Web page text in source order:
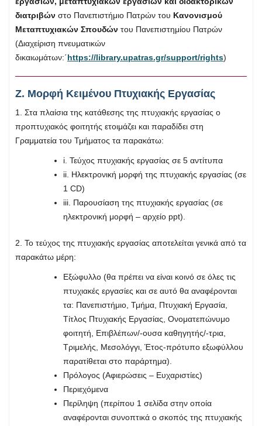
διατριβών στο Πανεπιστήμιο Πατρών του Κανονισμού
Μεταπτυχιακών Σπουδών του Πανεπιστημίου Πατρών
(Διαχείριση πνευματικών
δικαιωμάτων:΄https://library.upatras.gr/support/rights)
Ζ. Μορφή Κειμένου Πτυχιακής Εργασίας
1. Στα πλαίσια της κατάθεσης της πτυχιακής εργασίας ο
προπτυχιακός φοιτητής ετοιμάζει και παραδίδει στη
Γραμματεία του Τμήματος τα παρακάτω:
i. Τεύχος πτυχιακής εργασίας σε 5 αντίτυπα
ii. Ηλεκτρονική μορφή της πτυχιακής εργασίας (σε
1 CD)
iii. Παρουσίαση της πτυχιακής εργασίας (σε
ηλεκτρονική μορφή – αρχείο ppt).
2. Το τεύχος της πτυχιακής εργασίας αποτελείται γενικά από τα
παρακάτω μέρη:
Εξώφυλλο (θα πρέπει να είναι κοινό σε όλες τις
πτυχιακές εργασίες και σε αυτό θα αναφέρονται
τα: Πανεπιστήμιο, Τμήμα, Πτυχιακή Εργασία,
Τίτλος Πτυχιακής Εργασίας, Ονοματεπώνυμο
φοιτητή, Επιβλέπων/-ουσα καθηγητής/-τρια,
Τριμελής, Μεσολόγγι, Έτος-πρότυπο εξωφύλλου
παρατίθεται στο παράρτημα).
Πρόλογος (Αφιερώσεις – Ευχαριστίες)
Περιεχόμενα
Περίληψη (περίπου 1 σελίδα στην οποία
αναφέρονται συνοπτικά ο σκοπός της πτυχιακής